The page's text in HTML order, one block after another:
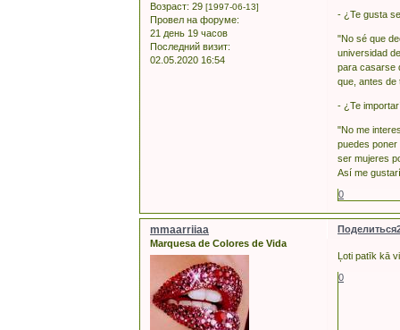
Возраст: 29 [1997-06-13]
Провел на форуме:
21 день 19 часов
Последний визит:
02.05.2020 16:54
- ¿Te gusta
"No sé que
universidad
para casarse
que, antes de
- ¿Te
"No me
puedes poner
ser mujeres
Así me
0
Поделиться
mmaarriiaa
Marquesa de Colores de Vida
Ļoti patīk kā
0